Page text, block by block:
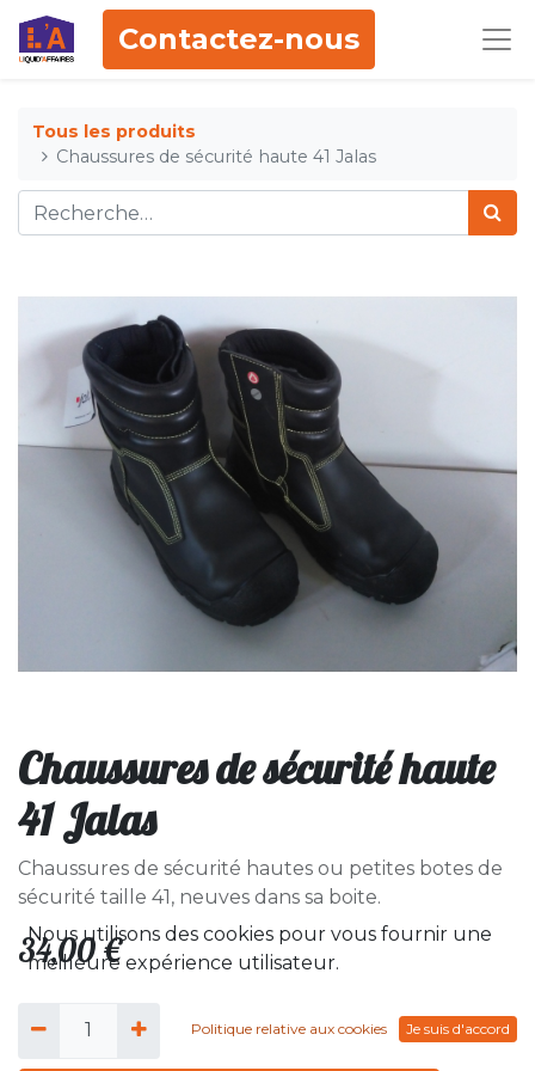
Contactez-nous
Tous les produits
Chaussures de sécurité haute 41 Jalas
Chaussures de sécurité haute
41 Jalas
Chaussures de sécurité hautes ou petites botes de
sécurité taille 41, neuves dans sa boite.
34,00€
Nous utilisons des cookies pour vous fournir une
meilleure expérience utilisateur.
Politique relative aux cookies Je suis d'accord